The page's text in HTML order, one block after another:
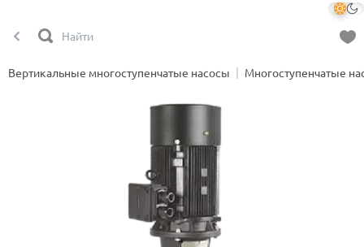
Вертикальные многоступенчатые насосы Многоступенчатые